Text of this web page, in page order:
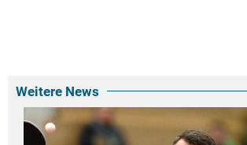
Weitere News